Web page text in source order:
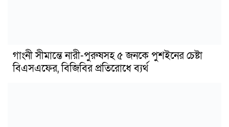
গাংনী সীমান্তে নারী-পুরুষসহ ৫ জনকে পুশইনের চেষ্টা
বিএসএফের, বিজিবির প্রতিরোধে ব্যর্থ